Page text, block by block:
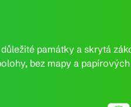
památky a skrytá
bez mapy a